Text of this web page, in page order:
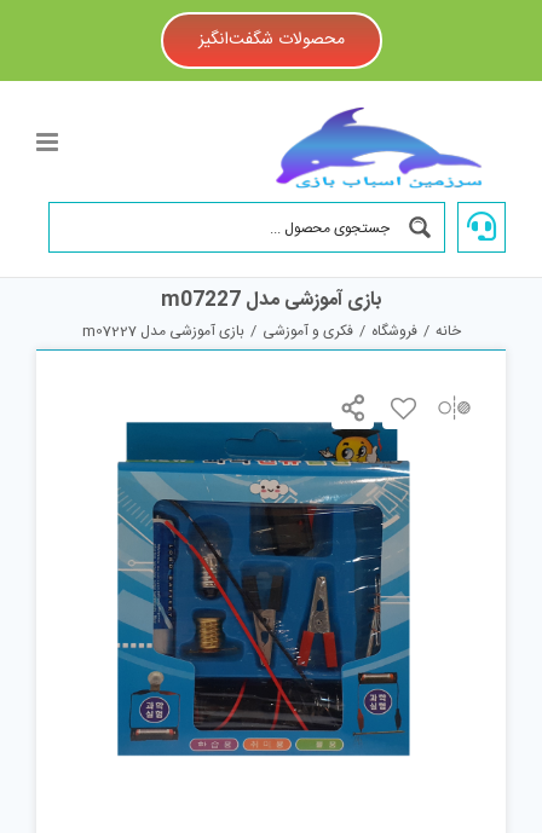
محصولات شگفت‌انگیز
بازی آموزشی مدل m07227
خانه / فروشگاه / فکری و آموزشی / بازی آموزشی مدل m07227